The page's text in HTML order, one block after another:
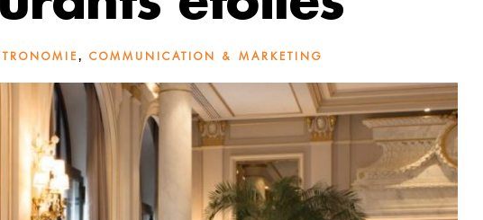
, COMMUNICATION & MARKETING